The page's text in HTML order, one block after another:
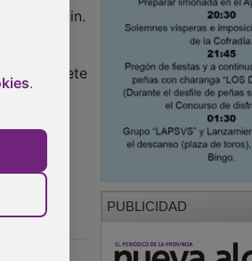
min.
y Tete
PUBLICIDAD
.